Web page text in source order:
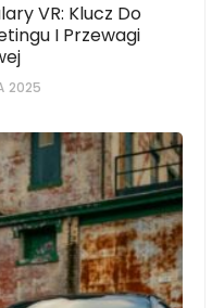
VR: Klucz Do
I Przewagi
2025